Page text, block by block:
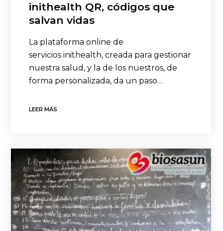
inithealth QR, códigos que
salvan vidas
La plataforma online de
servicios inithealth, creada para gestionar
nuestra salud, y la de los nuestros, de
forma personalizada, da un paso…
LEER MÁS